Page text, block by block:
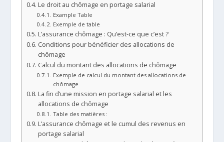
Le droit au chômage en portage salarial
Example Table
Exemple de table
L’assurance chômage : Qu’est-ce que c’est ?
Conditions pour bénéficier des allocations de
chômage
Calcul du montant des allocations de chômage
Exemple de calcul du montant des allocations de
chômage
La fin d’une mission en portage salarial et les
allocations de chômage
Table des matières :
L’assurance chômage et le cumul des revenus en
portage salarial